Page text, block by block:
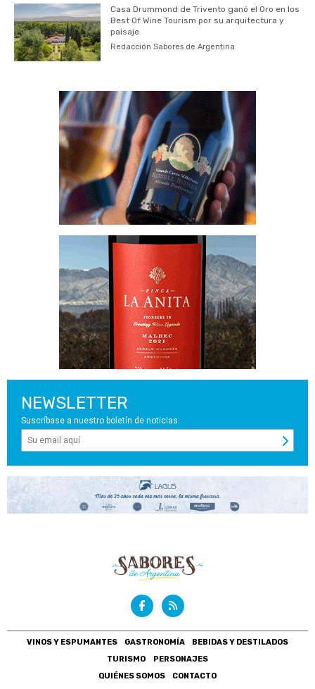
Casa Drummond de Trivento ganó el Oro en los
Best Of Wine Tourism por su arquitectura y
paisaje
Redacción Sabores de Argentina
NEWSLETTER
Suscríbase a nuestro boletín de noticias
VINOS Y ESPUMANTES GASTRONOMÍA
BEBIDAS Y DESTILADOS
TURISMO
PERSONAJES
QUIÉNES SOMOS
CONTACTO